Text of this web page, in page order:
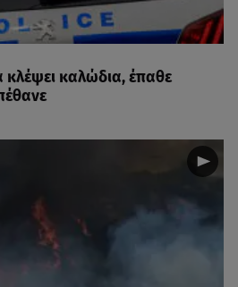
κλέψει καλώδια, έπαθε